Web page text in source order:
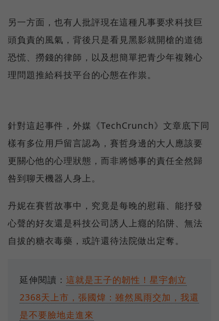
另一方面，也有人批評現在這種凡事要求科技巨
頭負責的風氣，背後只是看見黑影就開槍的道德
恐慌、撈錢的律師，以及想簡單把青少年複雜心
理問題推給科技平台的心態在作祟。
針對這起事件，外媒《TechCrunch》文章底下同
樣有多位用戶留言認為，賽哲身邊的大人應該要
更關心他的心理狀態，而非將憾事的責任全然歸
咎到聊天機器人身上。
丹妮在賽哲故事中，究竟是每晚的慰藉、能抒發
心聲的好友還是科技公司誘人上癮的陷阱、無法
自拔的糖衣毒藥，或許還待法院做出定奪。
延伸閱讀： 這就是王子的韌性！星宇創立
2368天上市，張國煒：雖然風雨交加，我還
是不要臉地走進來